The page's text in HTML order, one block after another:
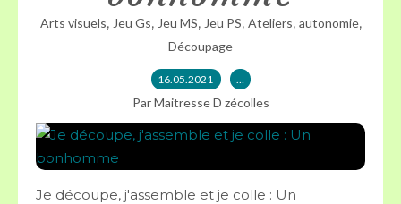
Arts visuels, Jeu Gs, Jeu MS, Jeu PS, Ateliers, autonomie,
Découpage
16.05.2021 …
Par Maitresse D zécolles
Je découpe, j'assemble et je colle : Un